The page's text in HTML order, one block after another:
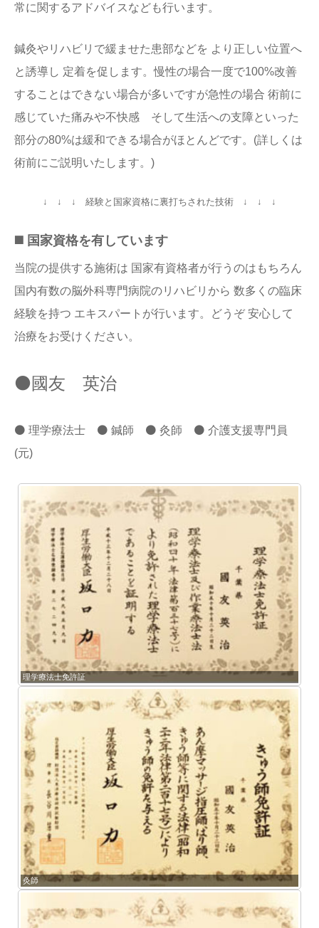
常に関するアドバイスなども行います。
鍼灸やリハビリで緩ませた患部などを より正しい位置へ
と誘導し 定着を促します。慢性の場合一度で100%改善
することはできない場合が多いですが急性の場合 術前に
感じていた痛みや不快感 そして生活への支障といった
部分の80%は緩和できる場合がほとんどです。(詳しくは
術前にご説明いたします。)
↓ ↓ ↓ 経験と国家資格に裏打ちされた技術 ↓ ↓ ↓
◼️ 国家資格を有しています
当院の提供する施術は 国家有資格者が行うのはもちろん
国内有数の脳外科専門病院のリハビリから 数多くの臨床
経験を持つ エキスパートが行います。どうぞ 安心して
治療をお受けください。
⚫️國友 英治
⚫️ 理学療法士 ⚫️ 鍼師 ⚫️ 灸師 ⚫️ 介護支援専門員
(元)
理学療法士免許証
灸師